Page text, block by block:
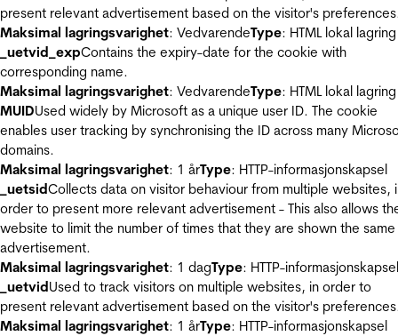
present relevant advertisement based on the visitor's
Maksimal lagringsvarighet: VedvarendeType: HTML lokal lagring
_uetvid_expContains the expiry-date for the cookie with
corresponding name.
Maksimal lagringsvarighet: VedvarendeType: HTML lokal lagring
MUIDUsed widely by Microsoft as a unique user ID. The cookie
enables user tracking by synchronising the ID across many
domains.
Maksimal lagringsvarighet: 1 årType: HTTP-informasjonskapsel
_uetsidCollects data on visitor behaviour from multiple websites,
order to present more relevant advertisement - This also allows
website to limit the number of times that they are shown the same
advertisement.
Maksimal lagringsvarighet: 1 dagType: HTTP-informasjonskapsel
_uetvidUsed to track visitors on multiple websites, in order to
present relevant advertisement based on the visitor's
Maksimal lagringsvarighet: 1 årType: HTTP-informasjonskapsel